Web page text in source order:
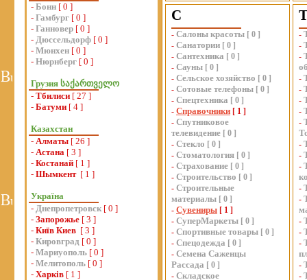
- Бонн [ 0 ]
- Гамбург [ 0 ]
- Ганновер [ 0 ]
- Дюссельдорф [ 0 ]
- Мюнхен [ 0 ]
- Нюрнберг [ 0 ]
Грузия საქართველო
- Тбилиси [ 27 ]
- Батуми [ 4 ]
Казахстан
- Алматы [ 26 ]
- Астана [ 3 ]
- Костанай [ 1 ]
- Шымкент [ 1 ]
Україна
- Днепропетровск [ 0 ]
- Запорожье [ 3 ]
- Київ Киев [ 3 ]
- Кировград [ 0 ]
- Мариуополь [ 0 ]
- Мелитополь [ 0 ]
- Харків [ 1 ]
С
- Салоны красоты [ 0 ]
- Санатории [ 0 ]
- Сантехника [ 0 ]
- Сауны [ 0 ]
- Сельское хозяйство [ 0 ]
- Сотовые телефоны [ 0 ]
- Спецтехника [ 0 ]
- Справочники [ 1 ]
- Спутниковое
телевидение [ 0 ]
- Стекло [ 0 ]
- Стоматология [ 0 ]
- Страхование [ 0 ]
- Строительство [ 0 ]
- Строительные
материалы [ 0 ]
- Сувениры [ 1 ]
- СуперМаркеты [ 0 ]
- Спортивные товары [ 0 ]
- Спецодежда [ 0 ]
- Семена Саженцы
Рассада [ 0 ]
- Складское
-
-
-
-
-
-
-
-
-
-
-
-
-
-
-
-
-
-